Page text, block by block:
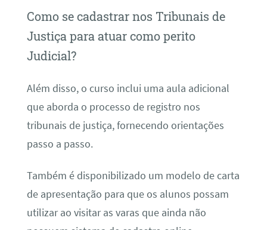
Como se cadastrar nos Tribunais de
Justiça para atuar como perito
Judicial?
Além disso, o curso inclui uma aula adicional
que aborda o processo de registro nos
tribunais de justiça, fornecendo orientações
passo a passo.
Também é disponibilizado um modelo de carta
de apresentação para que os alunos possam
utilizar ao visitar as varas que ainda não